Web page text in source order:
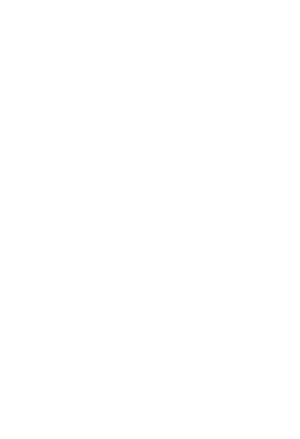
г. Москва, Советский,
г. Москва, Кировский,
г. Москва, Парковый,